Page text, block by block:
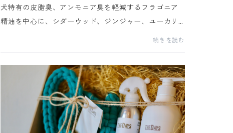
犬特有の皮脂臭、アンモニア臭を軽減するフラゴニア
精油を中心に、シダーウッド、ジンジャー、ユーカリ
精油をブレンド。臭いの気になる車内などでご使用い
を配...
続きを読む